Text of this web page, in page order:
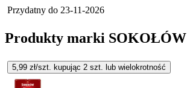
Przydatny do 23-11-2026
Produkty marki SOKOŁÓW
5,99 zł/szt. kupując 2 szt. lub wielokrotność